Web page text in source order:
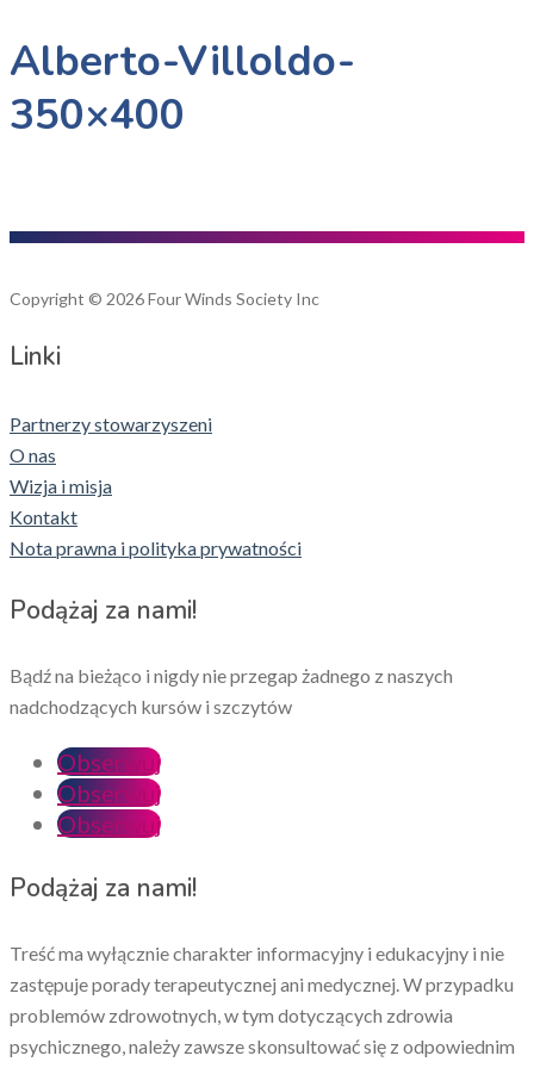
Alberto-Villoldo-
350×400
Copyright © 2026 Four Winds Society Inc
Linki
Partnerzy stowarzyszeni
O nas
Wizja i misja
Kontakt
Nota prawna i polityka prywatności
Podążaj za nami!
Bądź na bieżąco i nigdy nie przegap żadnego z naszych
nadchodzących kursów i szczytów
Obserwuj
Obserwuj
Obserwuj
Podążaj za nami!
Treść ma wyłącznie charakter informacyjny i edukacyjny i nie
zastępuje porady terapeutycznej ani medycznej. W przypadku
problemów zdrowotnych, w tym dotyczących zdrowia
psychicznego, należy zawsze skonsultować się z odpowiednim